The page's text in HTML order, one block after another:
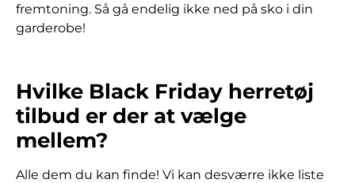
fremtoning. Så gå endelig ikke ned på sko i din
garderobe!
Hvilke Black Friday herretøj
tilbud er der at vælge
mellem?
Alle dem du kan finde! Vi kan desværre ikke liste